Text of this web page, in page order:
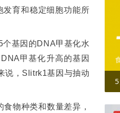
发育和稳定细胞功能所
个基因的DNA甲基化水
DNA甲基化升高的基因
， Slitrk1基因与抽动
物种类和数量差异，